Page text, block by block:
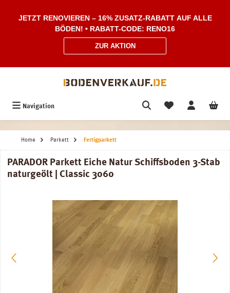
JETZT RENOVIEREN – 16% ZUSATZ-RABATT AUF ALLE
BÖDEN! • RABATT-CODE: RENO16
ZUR AKTION
Navigation
Home Parkett Fertigparkett
PARADOR Parkett Eiche Natur Schiffsboden 3-Stab
naturgeölt | Classic 3060
Bildergalerie überspringen